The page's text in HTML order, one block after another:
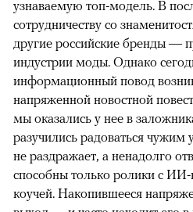
узнаваемую топ-модель. В
сотрудничеству со
другие российские бренды —
индустрии моды. Однако
информационный повод
напряженной новостной
мы оказались у нее в
разучились радоваться чужим
не раздражает, а ненадолго
способны только ролики с
коучей. Накопившееся